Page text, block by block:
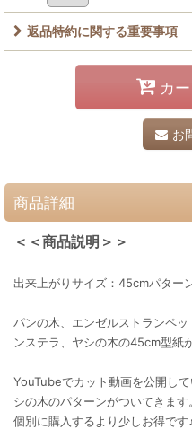
返品特約に関する重要事項
カ
お
商品詳細
＜＜商品説明＞＞
出来上がりサイズ：45cmパター
パンの木、エンゼルストランペ
ンステラ、ヤシの木の45cm型紙
YouTubeでカット動画を公開し
シの木のパターンがついてきます。
個別に購入するより少しお得です